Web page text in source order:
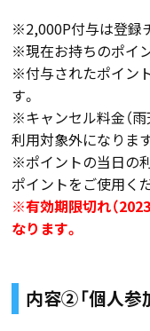
※2,000P付与は登録
※現在お持ちのポイ
※付与されたポイン
す。
※キャンセル料金（
利用対象外になります
※ポイントの当日の
ポイントをご使用く
※有効期限切れ（
なります。
内容②「個人参